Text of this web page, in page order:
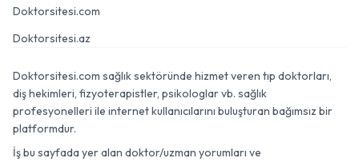
Doktorsitesi.com
Doktorsitesi.az
Doktorsitesi.com sağlık sektöründe hizmet veren tıp doktorları,
diş hekimleri, fizyoterapistler, psikologlar vb. sağlık
profesyonelleri ile internet kullanıcılarını buluşturan bağımsız bir
platformdur.
İş bu sayfada yer alan doktor/uzman yorumları ve